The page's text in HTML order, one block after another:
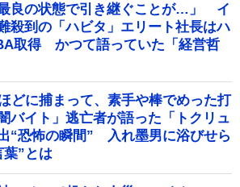
最良の状態で引き継ぐことが…」 イ
殺到の「ハビタ」エリート社長はハ
取得 かつて語っていた「経営哲
どに捕まって、素手や棒でめった打
イト」逃亡者が語った「トクリュ
“恐怖の瞬間” 入れ墨男に浴びせら
葉”とは